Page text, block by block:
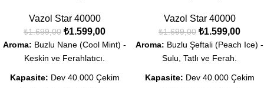
Vazol Star 40000
₺1.699,00 ₺1.599,00
Aroma: Buzlu Nane (Cool Mint) -
Keskin ve Ferahlatıcı.
Kapasite: Dev 40.000 Çekim
Vazol Star 40000
₺1.699,00 ₺1.599,00
Aroma: Buzlu Şeftali (Peach Ice) -
Sulu, Tatlı ve Ferah.
Kapasite: Dev 40.000 Çekim